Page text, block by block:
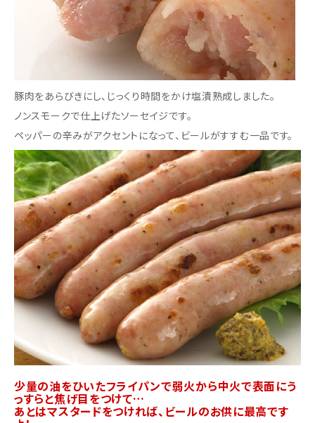
豚肉をあらびきにし、じっくり時間をかけ塩漬熟成しました。
ノンスモークで仕上げたソーセイジです。
ペッパーの辛みがアクセントになって、ビールがすすむ一品です。
少量の油をひいたフライパンで弱火から中火で表面にう
っすらと焦げ目をつけて…
あとはマスタードをつければ、ビールのお供に最高です